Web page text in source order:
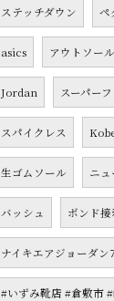
ステッチダウン ペ
asics アウトソール
Jordan スーパー
スパイクレス
生ゴムソール ニ
バッシュ ボンド接
ナイキエアジョーダン7
#いずみ靴店 #倉敷市